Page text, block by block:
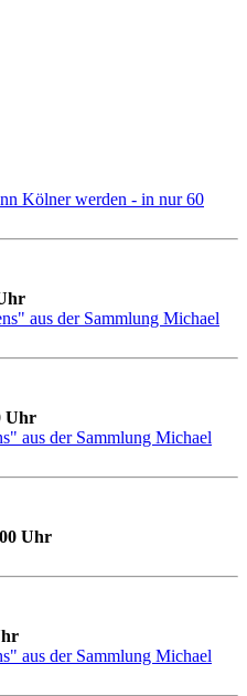
Kölner werden - in nur 60
aus der Sammlung Michael
Uhr
aus der Sammlung Michael
Uhr
aus der Sammlung Michael